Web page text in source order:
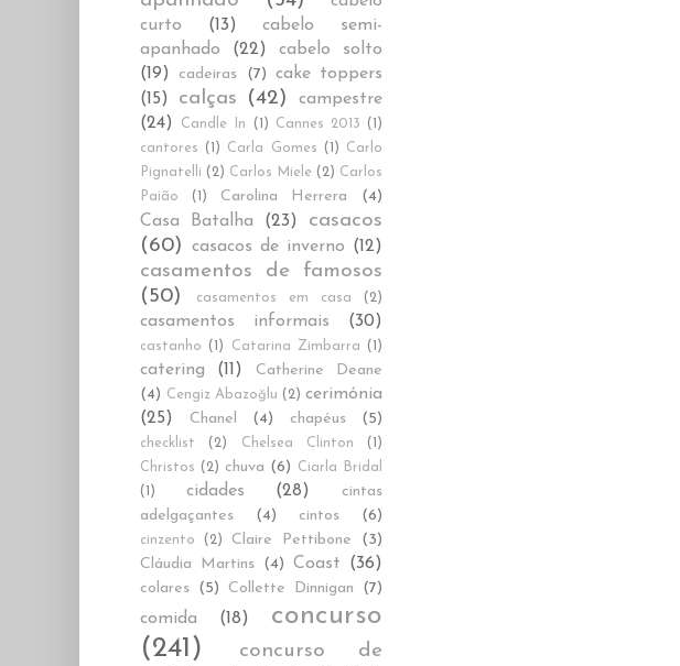
curto
(13)
cabelo semi-
apanhado
(22)
cabelo solto
(19)
cadeiras (7) cake toppers
(15)
calças (42)
campestre
(24)
Candle In (1) Cannes 2013
(1)
cantores
(1) Carla Gomes (1)
Carlo
Pignatelli (2) Carlos Miele (2) Carlos
Paião
(1) Carolina Herrera (4)
Casa Batalha (23)
casacos
(60)
casacos de inverno (12)
casamentos de famosos
(50)
casamentos em casa (2)
casamentos informais (30)
castanho (1) Catarina Zimbarra (1)
catering (11)
Catherine Deane
(4) Cengiz Abazoğlu (2) cerimónia
(25)
Chanel (4) chapéus (5)
checklist (2) Chelsea Clinton
(1)
Christos (2) chuva (6)
Ciarla Bridal
(1)
cidades (28)
cintas
adelgaçantes
(4) cintos (6)
cinzento (2) Claire Pettibone
(3)
Cláudia Martins (4) Coast (36)
colares (5) Collette Dinnigan (7)
comida (18)
concurso
(241)
concurso de